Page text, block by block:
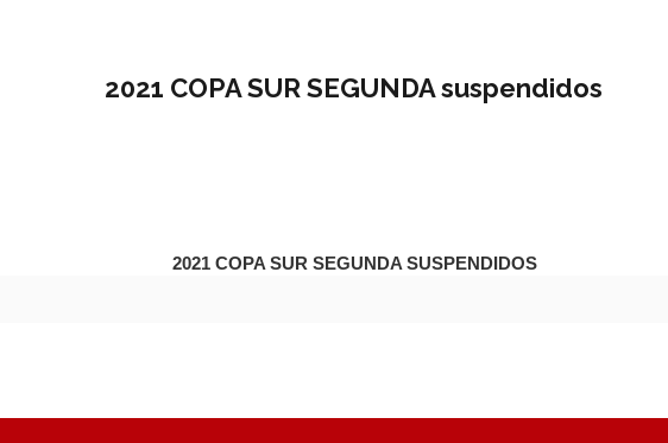
2021 COPA SUR SEGUNDA suspendidos
2021 COPA SUR SEGUNDA suspendidos